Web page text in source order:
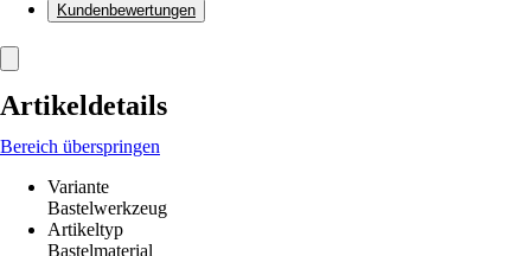
Kundenbewertungen
Artikeldetails
Bereich überspringen
Variante
Bastelwerkzeug
Artikeltyp
Bastelmaterial